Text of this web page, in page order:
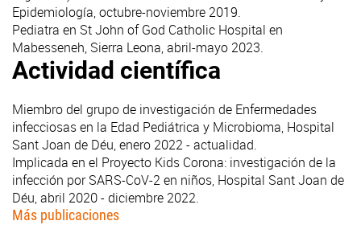
Epidemiología, octubre-noviembre 2019.
Pediatra en St John of God Catholic Hospital en
Mabesseneh, Sierra Leona, abril-mayo 2023.
Actividad científica
Miembro del grupo de investigación de Enfermedades
infecciosas en la Edad Pediátrica y Microbioma, Hospital
Sant Joan de Déu, enero 2022 - actualidad.
Implicada en el Proyecto Kids Corona: investigación de la
infección por SARS-CoV-2 en niños, Hospital Sant Joan de
Déu, abril 2020 - diciembre 2022.
Más publicaciones